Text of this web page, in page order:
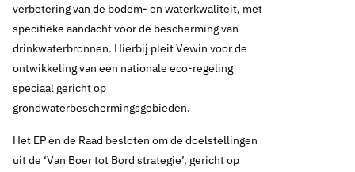
verbetering van de bodem- en waterkwaliteit, met
specifieke aandacht voor de bescherming van
drinkwaterbronnen. Hierbij pleit Vewin voor de
ontwikkeling van een nationale eco-regeling
speciaal gericht op
grondwaterbeschermingsgebieden.
Het EP en de Raad besloten om de doelstellingen
uit de ‘Van Boer tot Bord strategie’, gericht op